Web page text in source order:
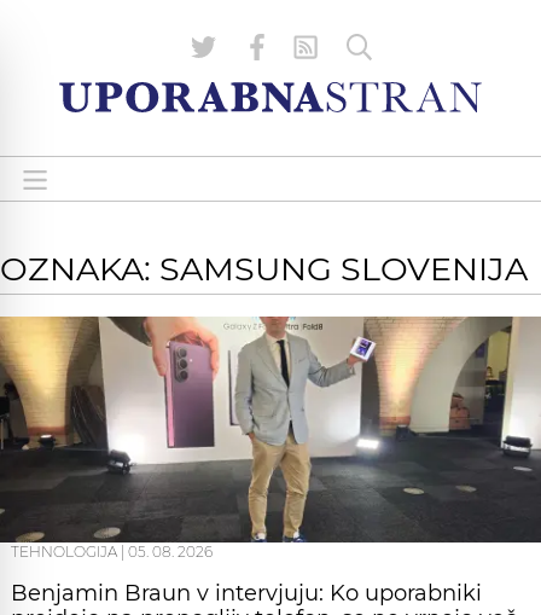
OZNAKA: SAMSUNG SLOVENIJA
TEHNOLOGIJA 05. 08. 2026
Benjamin Braun v intervjuju: Ko uporabniki